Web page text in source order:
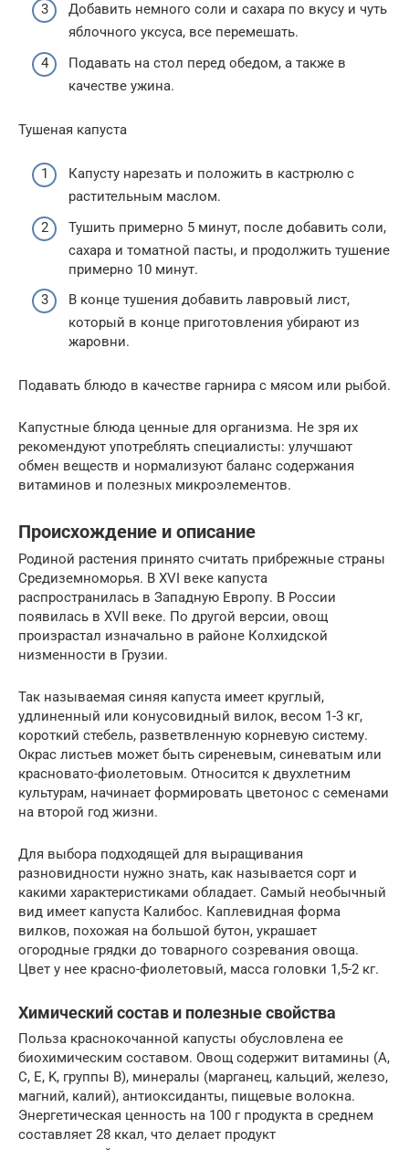
Добавить немного соли и сахара по вкусу и чуть
яблочного уксуса, все перемешать.
Подавать на стол перед обедом, а также в
качестве ужина.
Тушеная капуста
Капусту нарезать и положить в кастрюлю с
растительным маслом.
Тушить примерно 5 минут, после добавить соли,
сахара и томатной пасты, и продолжить тушение
примерно 10 минут.
В конце тушения добавить лавровый лист,
который в конце приготовления убирают из
жаровни.
Подавать блюдо в качестве гарнира с мясом или рыбой.
Капустные блюда ценные для организма. Не зря их
рекомендуют употреблять специалисты: улучшают
обмен веществ и нормализуют баланс содержания
витаминов и полезных микроэлементов.
Происхождение и описание
Родиной растения принято считать прибрежные страны
Средиземноморья. В XVI веке капуста
распространилась в Западную Европу. В России
появилась в XVII веке. По другой версии, овощ
произрастал изначально в районе Колхидской
низменности в Грузии.
Так называемая синяя капуста имеет круглый,
удлиненный или конусовидный вилок, весом 1-3 кг,
короткий стебель, разветвленную корневую систему.
Окрас листьев может быть сиреневым, синеватым или
красновато-фиолетовым. Относится к двухлетним
культурам, начинает формировать цветонос с семенами
на второй год жизни.
Для выбора подходящей для выращивания
разновидности нужно знать, как называется сорт и
какими характеристиками обладает. Самый необычный
вид имеет капуста Калибос. Каплевидная форма
вилков, похожая на большой бутон, украшает
огородные грядки до товарного созревания овоща.
Цвет у нее красно-фиолетовый, масса головки 1,5-2 кг.
Химический состав и полезные свойства
Польза краснокочанной капусты обусловлена ее
биохимическим составом. Овощ содержит витамины (A,
C, E, K, группы B), минералы (марганец, кальций, железо,
магний, калий), антиоксиданты, пищевые волокна.
Энергетическая ценность на 100 г продукта в среднем
составляет 28 ккал, что делает продукт